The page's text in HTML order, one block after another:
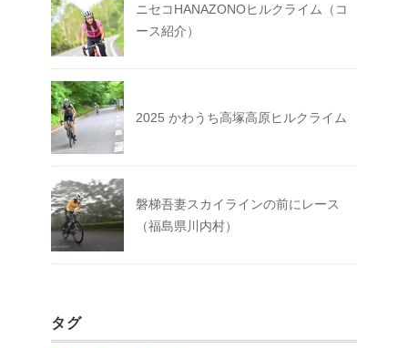
ニセコHANAZONOヒルクライム（コ
ース紹介）
2025 かわうち高塚高原ヒルクライム
磐梯吾妻スカイラインの前にレース
（福島県川内村）
タグ